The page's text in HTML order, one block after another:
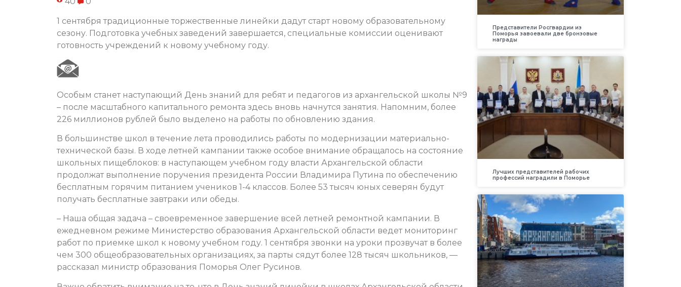
1 сентября традиционные торжественные линейки дадут старт новому образовательному
сезону. Подготовка учебных заведений завершается, специальные комиссии оценивают
готовность учреждений к новому учебному году.
Особым станет наступающий День знаний для ребят и педагогов из архангельской школы №9
– после масштабного капитального ремонта здесь вновь начнутся занятия. Напомним, более
226 миллионов рублей было выделено на работы по обновлению здания.
В большинстве школ в течение лета проводились работы по модернизации материально-
технической базы. В ходе летней кампании также особое внимание обращалось на состояние
школьных пищеблоков: в наступающем учебном году власти Архангельской области
продолжат выполнение поручения президента России Владимира Путина по обеспечению
бесплатным горячим питанием учеников 1-4 классов. Более 53 тысяч юных северян будут
получать бесплатные завтраки или обеды.
– Наша общая задача – своевременное завершение всей летней ремонтной кампании. В
ежедневном режиме Министерство образования Архангельской области ведет мониторинг
работ по приемке школ к новому учебном году. 1 сентября звонки на уроки прозвучат в более
чем 300 общеобразовательных организациях, за парты сядут более 128 тысяч школьников, —
рассказал министр образования Поморья Олег Русинов.
Представители Росгвардии из
Поморья завоевали две бронзовые
награды
Лучших представителей рабочих
профессий наградили в Поморье